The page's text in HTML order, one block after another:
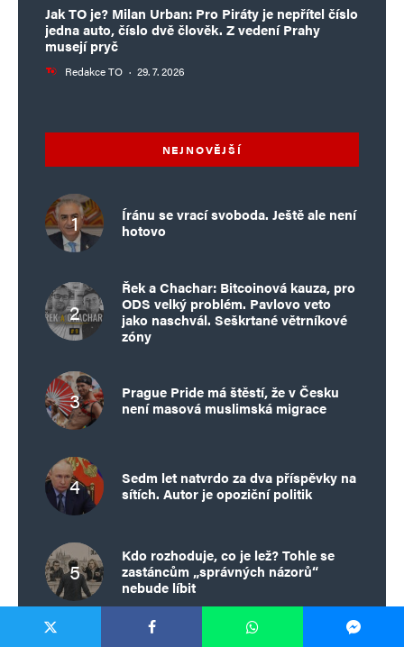
Jak TO je? Milan Urban: Pro Piráty je nepřítel číslo
jedna auto, číslo dvě člověk. Z vedení Prahy
musejí pryč
Redakce TO · 29. 7. 2026
NEJNOVĚJŠÍ
Íránu se vrací svoboda. Ještě ale není
hotovo
Řek a Chachar: Bitcoinová kauza, pro
ODS velký problém. Pavlovo veto
jako naschvál. Seškrtané větrníkové
zóny
Prague Pride má štěstí, že v Česku
není masová muslimská migrace
Sedm let natvrdo za dva příspěvky na
sítích. Autor je opoziční politik
Kdo rozhoduje, co je lež? Tohle se
zastáncům „správných názorů“
nebude líbit